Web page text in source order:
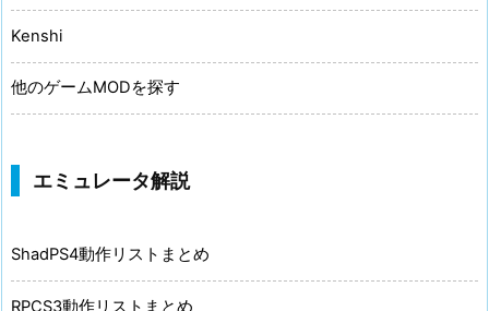
Kenshi
他のゲームMODを探す
エミュレータ解説
ShadPS4動作リストまとめ
RPCS3動作リストまとめ